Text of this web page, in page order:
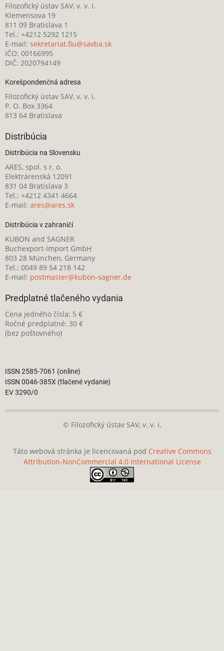
Filozofický ústav SAV, v. v. i.
Klemensova 19
811 09 Bratislava 1
Tel.: +4212 5292 1215
E-mail: sekretariat.fiu@savba.sk
IČO: 00166995
DIČ: 2020794149
Korešpondenčná adresa
Filozofický ústav SAV, v. v. i.
P. O. Box 3364
813 64 Bratislava
Distribúcia
Distribúcia na Slovensku
ARES, spol. s r. o.
Elektrárenská 12091
831 04 Bratislava 3
Tel.: +4212 4341 4664
E-mail: ares@ares.sk
Distribúcia v zahraničí
KUBON and SAGNER
Buchexport-Import GmbH
803 28 München, Germany
Tel.: 0049 89 54 218 142
E-mail: postmaster@kubon-sagner.de
Predplatné tlačeného vydania
Cena jedného čísla: 5 €
Ročné predplatné: 30 €
(bez poštovného)
ISSN 2585-7061 (online)
ISSN 0046-385X (tlačené vydanie)
EV 3290/0
© Filozofický ústav SAV, v. v. i.
Táto webová stránka je licencovaná pod Creative Commons
Attribution-NonCommercial 4.0 International License